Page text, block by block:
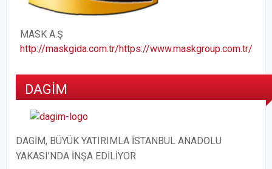
MASK A.Ş
http://maskgida.com.tr/https://www.maskgroup.com.tr/
DAGİM
DAGİM, BÜYÜK YATIRIMLA İSTANBUL ANADOLU
YAKASI’NDA İNŞA EDİLİYOR